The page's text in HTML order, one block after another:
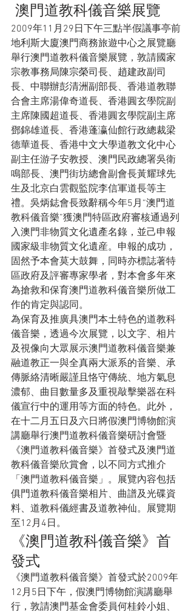
澳門道教科儀音樂展覽
2009年11月29日下午三點半假議事亭前
地利斯大廈澳門商務旅遊中心之展覽廳
舉行澳門道教科儀音樂展覽，敦請國家
宗教事務局陳宗榮司長、趙建政副司
長、中聯辦彭清洲副部長、香港道教聯
合會主席湯偉奇道長、香港圓玄學院副
主席陳國超道長、香港圓玄學院副主席
鄧錦雄道長、香港蓬瀛仙館行政總裁梁
德華道長、香港中文大學道教文化中心
副主任游子安教授、澳門民政總署吳衛
鳴部長、澳門街坊總會副會長黃耀球先
生及北京白雲觀監院李信軍道長等主
禮。吳炳鋕會長致辭稱今年5月“澳門道
教科儀音樂”獲澳門特區政府審核通過列
入澳門非物質文化遺產名錄，並己申報
國家級非物質文化遺産。申報的成功，
固然予本會莫大鼓舞，同時亦標誌著特
區政府及評審專家學者，對本會多年來
為搶救和保育澳門道教科儀音樂所做工
作的肯定與認同。
為保育及推廣具澳門本土特色的道教科
儀音樂，透過今次展覽，以文字、相片
及視像向大眾展示澳門道教科儀音樂兼
融道教正一與全真兩大派系的音樂、承
傳脈絡清晰嚴謹且恪守傳統、地方氣息
濃郁、曲目數量多及重視敲擊樂器在科
儀宣行中的運用等方面的特色。此外，
在十二月五日及六日將假澳門博物館演
講廳舉行澳門道教科儀音樂研討會暨
《澳門道教科儀音樂》首發式及澳門道
教科儀音樂欣賞會，以不同方式推介
「澳門道教科儀音樂」。展覽內容包括
俱門道教科儀音樂相片、曲譜及光碟資
料、道教科儀經書及道教神仙。展覽期
至12月4日。
《澳門道教科儀音樂》首
發式
《澳門道教科儀音樂》首發式於2009年
12月5日下午，假澳門博物館演講廳舉
行，敦請澳門基金會委員何桂鈴小姐、